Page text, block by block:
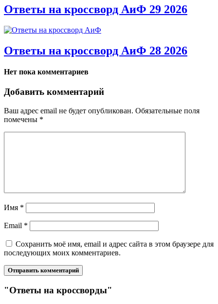
Ответы на кроссворд АиФ 29 2026
Ответы на кроссворд АиФ 28 2026
Нет пока комментариев
Добавить комментарий
Ваш адрес email не будет опубликован. Обязательные поля
помечены *
Имя *
Email *
Сохранить моё имя, email и адрес сайта в этом браузере для
последующих моих комментариев.
"Ответы на кроссворды"